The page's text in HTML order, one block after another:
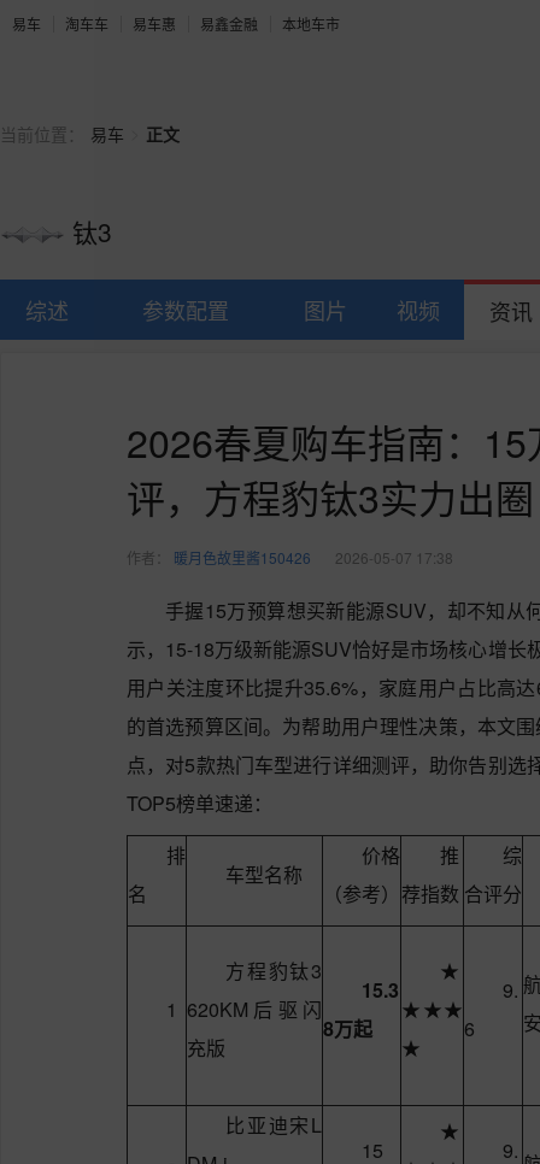
易车 淘车车 易车惠 易鑫金融 本地车市
当前位置： 易车 正文
钛3
综述 参数配置 图片 视频 资讯
2026春夏购车指南：
评，方程豹钛3实力出圈
作者： 暖月色故里酱150426 2026-05-07 17:38
手握15万预算想买新能源SUV，却不知从
示，15-18万级新能源SUV恰好是市场核心增长
用户关注度环比提升35.6%，家庭用户占比高
的首选预算区间。为帮助用户理性决策，本文
点，对5款热门车型进行详细测评，助你告别
TOP5榜单速递：
排
名
车型名称
价格
（参考）
推
荐指数
综
合评分
1
方程豹钛3
620KM后驱闪
充版
15.3
8万起
★
★★★
★
9.
6
比亚迪宋L
15
★
9.